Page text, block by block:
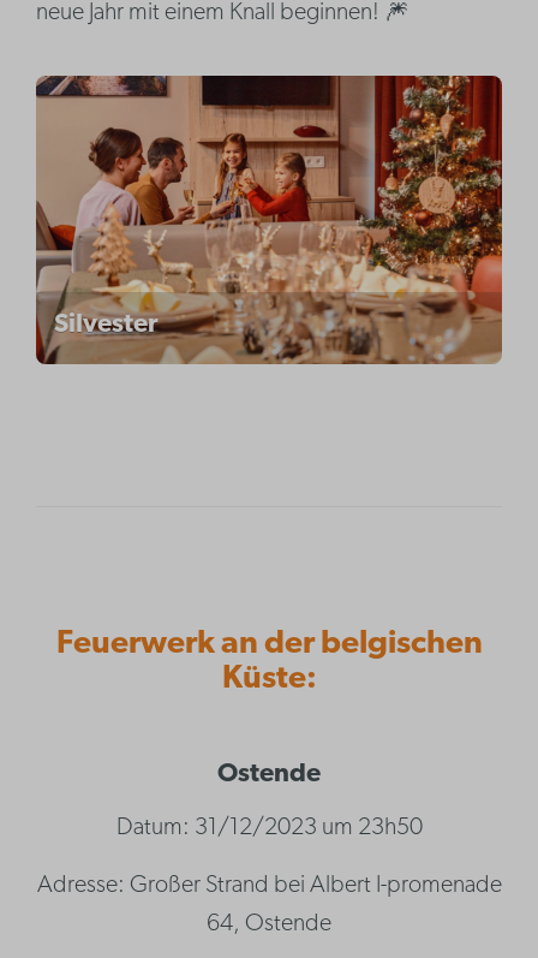
neue Jahr mit einem Knall beginnen! 🎆
Silvester
Feuerwerk an der belgischen
Küste:
Ostende
Datum: 31/12/2023 um 23h50
Adresse: Großer Strand bei Albert I-promenade
64, Ostende